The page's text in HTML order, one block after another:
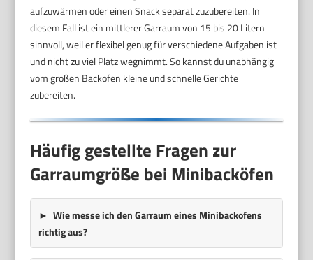
aufzuwärmen oder einen Snack separat zuzubereiten. In
diesem Fall ist ein mittlerer Garraum von 15 bis 20 Litern
sinnvoll, weil er flexibel genug für verschiedene Aufgaben ist
und nicht zu viel Platz wegnimmt. So kannst du unabhängig
vom großen Backofen kleine und schnelle Gerichte
zubereiten.
Häufig gestellte Fragen zur
Garraumgröße bei Minibacköfen
Wie messe ich den Garraum eines Minibackofens
richtig aus?